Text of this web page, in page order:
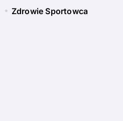
Zdrowie Sportowca